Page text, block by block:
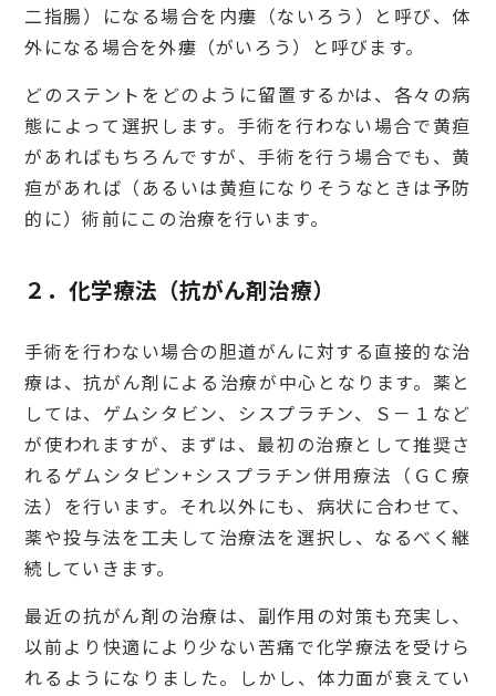
二指腸）になる場合を内瘻（ないろう）と呼び、体
外になる場合を外瘻（がいろう）と呼びます。
どのステントをどのように留置するかは、各々の病
態によって選択します。手術を行わない場合で黄疸
があればもちろんですが、手術を行う場合でも、黄
疸があれば（あるいは黄疸になりそうなときは予防
的に）術前にこの治療を行います。
２．化学療法（抗がん剤治療）
手術を行わない場合の胆道がんに対する直接的な治
療は、抗がん剤による治療が中心となります。薬と
しては、ゲムシタビン、シスプラチン、Ｓ－１など
が使われますが、まずは、最初の治療として推奨さ
れるゲムシタビン+シスプラチン併用療法（ＧＣ療
法）を行います。それ以外にも、病状に合わせて、
薬や投与法を工夫して治療法を選択し、なるべく継
続していきます。
最近の抗がん剤の治療は、副作用の対策も充実し、
以前より快適により少ない苦痛で化学療法を受けら
れるようになりました。しかし、体力面が衰えてい